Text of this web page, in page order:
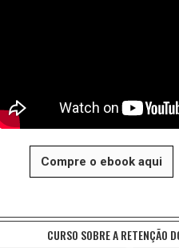
Compre o ebook aqui
CURSO SOBRE A RETENÇÃO